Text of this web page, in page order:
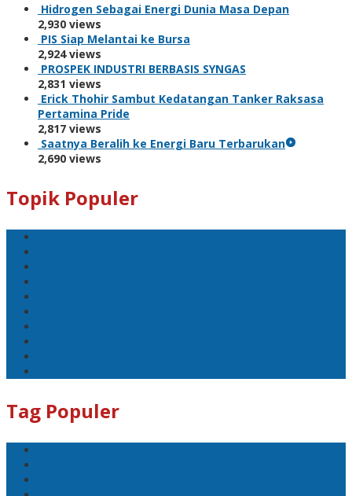
Hidrogen Sebagai Energi Dunia Masa Depan
2,930 views
PIS Siap Melantai ke Bursa
2,924 views
PROSPEK INDUSTRI BERBASIS SYNGAS
2,831 views
Erick Thohir Sambut Kedatangan Tanker Raksasa
Pertamina Pride
2,817 views
Saatnya Beralih ke Energi Baru Terbarukan
2,690 views
Topik Populer
Tag Populer